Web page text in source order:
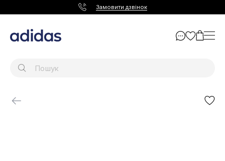
Замовити дзвінок